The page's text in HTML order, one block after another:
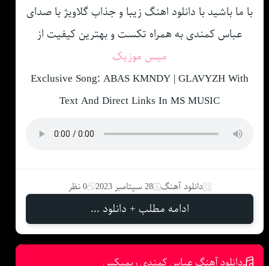
با ما باشید با دانلود اهنگ زیبا و جذاب گلاویژ با صدای
عباس کمندی به همراه تکست و بهترین کیفیت از
میس موزیک
Exclusive Song: ABAS KMNDY | GLAVYZH With
Text And Direct Links In MS MUSIC
دانلود آهنگ 28 سپتامبر 2023 0 نظر
ادامه مطلب + دانلود ...
دانلود آهنگ عباس کمندی ریمیکس